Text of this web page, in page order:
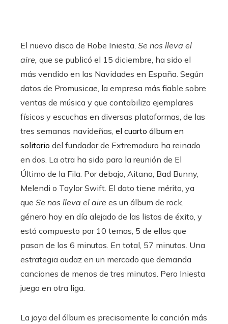
El nuevo disco de Robe Iniesta, Se nos lleva el
aire, que se publicó el 15 diciembre, ha sido el
más vendido en las Navidades en España. Según
datos de Promusicae, la empresa más fiable sobre
ventas de música y que contabiliza ejemplares
físicos y escuchas en diversas plataformas, de las
tres semanas navideñas, el cuarto álbum en
solitario del fundador de Extremoduro ha reinado
en dos. La otra ha sido para la reunión de El
Último de la Fila. Por debajo, Aitana, Bad Bunny,
Melendi o Taylor Swift. El dato tiene mérito, ya
que Se nos lleva el aire es un álbum de rock,
género hoy en día alejado de las listas de éxito, y
está compuesto por 10 temas, 5 de ellos que
pasan de los 6 minutos. En total, 57 minutos. Una
estrategia audaz en un mercado que demanda
canciones de menos de tres minutos. Pero Iniesta
juega en otra liga.
La joya del álbum es precisamente la canción más